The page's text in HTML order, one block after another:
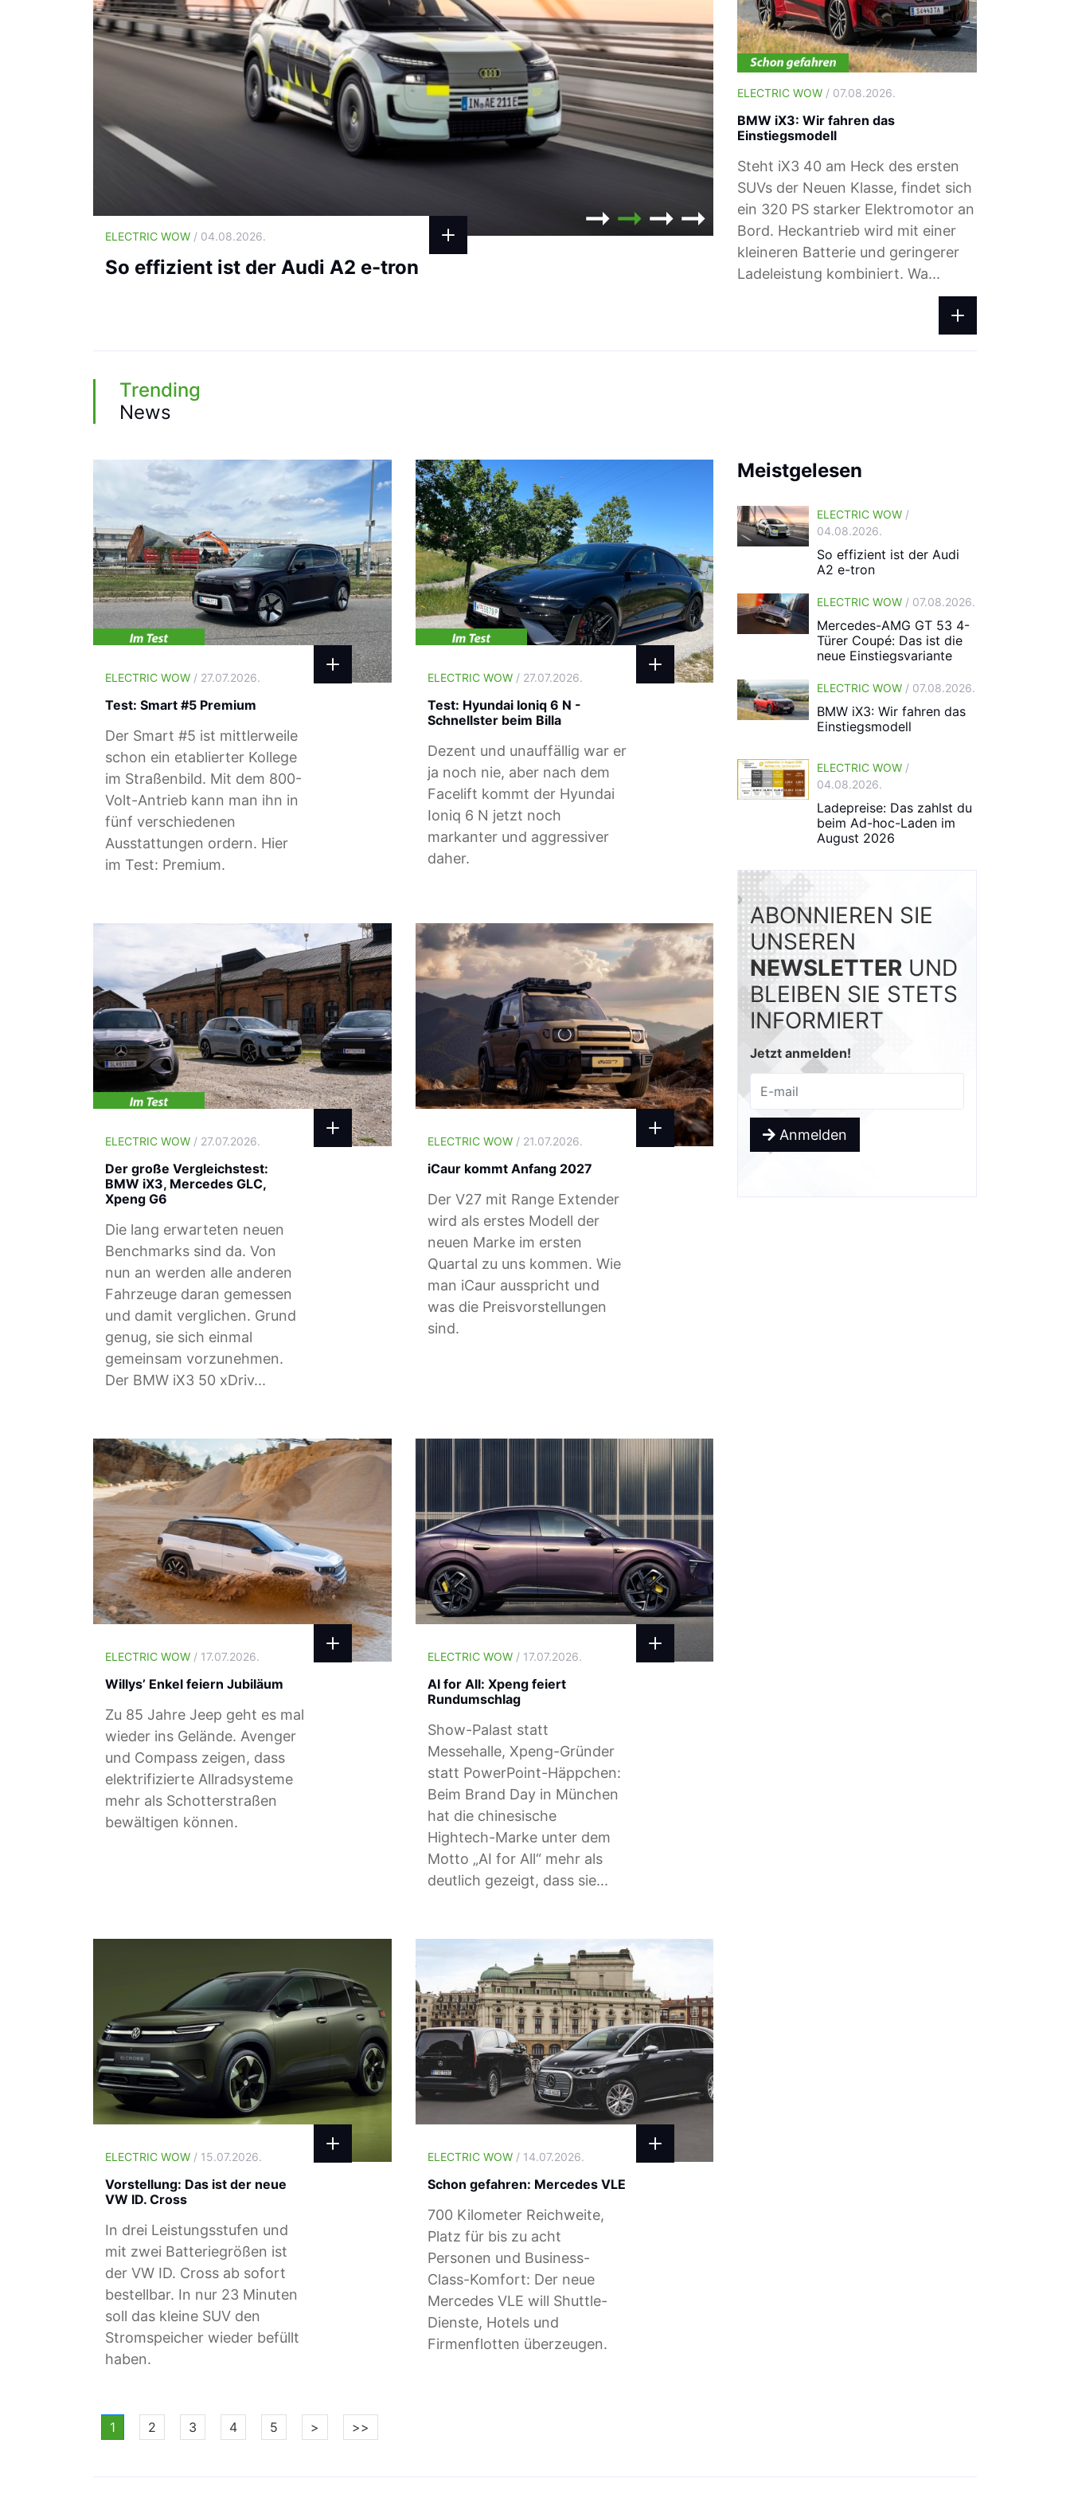
ELECTRIC WOW / 04.08.2026.
So effizient ist der Audi A2 e-tron
ELECTRIC WOW/ 04.08.2026.
Ladepreise: Das zahlst du beim Ad-
Laden im August 2026
ELECTRIC WOW / 07.08.2026.
BMW iX3: Wir fahren das
Einstiegsmodell
Steht iX3 40 am Heck des ersten
SUVs der Neuen Klasse, findet sich
ein 320 PS starker Elektromotor an
Bord. Heckantrieb wird mit einer
kleineren Batterie und geringerer
Ladeleistung kombiniert. Wa...
Trending
News
ELECTRIC WOW / 27.07.2026.
Test: Smart #5 Premium
Der Smart #5 ist mittlerweile
schon ein etablierter Kollege
im Straßenbild. Mit dem 800-
Volt-Antrieb kann man ihn in
fünf verschiedenen
Ausstattungen ordern. Hier
im Test: Premium.
ELECTRIC WOW/ 27.07.2026.
Test: Hyundai Ioniq 6 N -
Schnellster beim Billa
Dezent und unauffällig war er
ja noch nie, aber nach dem
Facelift kommt der Hyundai
Ioniq 6 N jetzt noch
markanter und aggressiver
daher.
ELECTRIC WOW / 27.07.2026.
Der große Vergleichstest:
BMW iX3, Mercedes GLC,
Xpeng G6
Die lang erwarteten neuen
Benchmarks sind da. Von
nun an werden alle anderen
Fahrzeuge daran gemessen
und damit verglichen. Grund
genug, sie sich einmal
gemeinsam vorzunehmen.
Der BMW iX3 50 xDriv...
ELECTRIC WOW/ 21.07.2026.
iCaur kommt Anfang 2027
Der V27 mit Range Extender
wird als erstes Modell der
neuen Marke im ersten
Quartal zu uns kommen. Wie
man iCaur ausspricht und
was die Preisvorstellungen
sind.
ELECTRIC WOW / 17.07.2026.
Willys’ Enkel feiern Jubiläum
Zu 85 Jahre Jeep geht es mal
wieder ins Gelände. Avenger
und Compass zeigen, dass
elektrifizierte Allradsysteme
mehr als Schotterstraßen
bewältigen können.
ELECTRIC WOW/ 17.07.2026.
AI for All: Xpeng feiert
Rundumschlag
Show-Palast statt
Messehalle, Xpeng-Gründer
statt PowerPoint-Häppchen:
Beim Brand Day in München
hat die chinesische
Hightech-Marke unter dem
Motto „AI for All“ mehr als
deutlich gezeigt, dass sie...
ELECTRIC WOW / 15.07.2026.
Vorstellung: Das ist der neue
VW ID. Cross
In drei Leistungsstufen und
mit zwei Batteriegrößen ist
der VW ID. Cross ab sofort
bestellbar. In nur 23 Minuten
soll das kleine SUV den
Stromspeicher wieder befüllt
haben.
ELECTRIC WOW/ 14.07.2026.
Schon gefahren: Mercedes VLE
700 Kilometer Reichweite,
Platz für bis zu acht
Personen und Business-
Class-Komfort: Der neue
Mercedes VLE will Shuttle-
Dienste, Hotels und
Firmenflotten überzeugen.
1 2 3 4 5 > >>
Meistgelesen
ELECTRIC WOW /
04.08.2026.
So effizient ist der Audi
A2 e-tron
ELECTRIC WOW / 07.08.2026.
Mercedes-AMG GT 53 4-
Türer Coupé: Das ist die
neue Einstiegsvariante
ELECTRIC WOW / 07.08.2026.
BMW iX3: Wir fahren das
Einstiegsmodell
ELECTRIC WOW /
04.08.2026.
Ladepreise: Das zahlst du
beim Ad-hoc-Laden im
August 2026
ABONNIEREN SIE
UNSEREN
NEWSLETTER UND
BLEIBEN SIE STETS
INFORMIERT
Jetzt anmelden!
Anmelden